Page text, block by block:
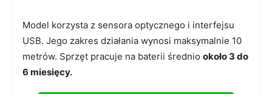
Model korzysta z sensora optycznego i interfejsu
USB. Jego zakres działania wynosi maksymalnie 10
metrów. Sprzęt pracuje na baterii średnio około 3 do
6 miesięcy.